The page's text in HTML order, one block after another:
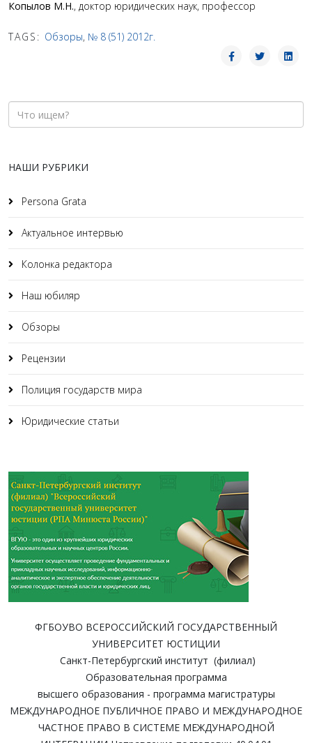
Копылов М.Н., доктор юридических наук, профессор
TAGS: Обзоры, № 8 (51) 2012г.
НАШИ РУБРИКИ
Persona Grata
Актуальное интервью
Колонка редактора
Наш юбиляр
Обзоры
Рецензии
Полиция государств мира
Юридические статьи
ФГБОУВО ВСЕРОССИЙСКИЙ ГОСУДАРСТВЕННЫЙ
УНИВЕРСИТЕТ ЮСТИЦИИ
Санкт-Петербургский институт (филиал)
Образовательная программа
высшего образования - программа магистратуры
МЕЖДУНАРОДНОЕ ПУБЛИЧНОЕ ПРАВО И МЕЖДУНАРОДНОЕ
ЧАСТНОЕ ПРАВО В СИСТЕМЕ МЕЖДУНАРОДНОЙ